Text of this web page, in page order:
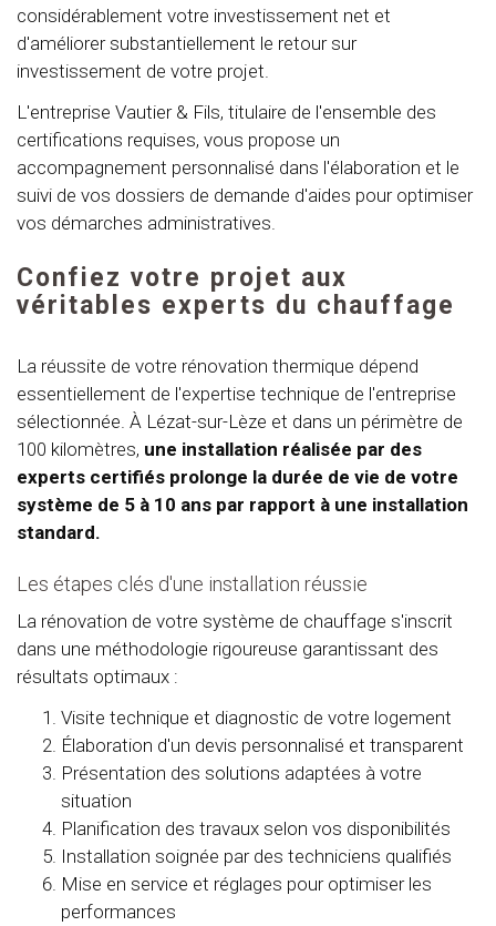
considérablement votre investissement net et
d'améliorer substantiellement le retour sur
investissement de votre projet.
L'entreprise Vautier & Fils, titulaire de l'ensemble des
certifications requises, vous propose un
accompagnement personnalisé dans l'élaboration et le
suivi de vos dossiers de demande d'aides pour optimiser
vos démarches administratives.
Confiez votre projet aux
véritables experts du chauffage
La réussite de votre rénovation thermique dépend
essentiellement de l'expertise technique de l'entreprise
sélectionnée. À Lézat-sur-Lèze et dans un périmètre de
100 kilomètres, une installation réalisée par des
experts certifiés prolonge la durée de vie de votre
système de 5 à 10 ans par rapport à une installation
standard.
Les étapes clés d'une installation réussie
La rénovation de votre système de chauffage s'inscrit
dans une méthodologie rigoureuse garantissant des
résultats optimaux :
Visite technique et diagnostic de votre logement
Élaboration d'un devis personnalisé et transparent
Présentation des solutions adaptées à votre
situation
Planification des travaux selon vos disponibilités
Installation soignée par des techniciens qualifiés
Mise en service et réglages pour optimiser les
performances